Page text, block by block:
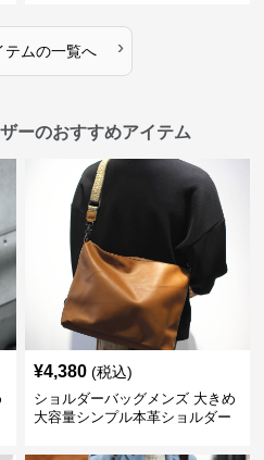
テムの一覧へ ›
ーのおすすめアイテム
¥4,380 (税込)
ショルダーバッグメンズ 大きめ
大容量シンプル本革ショルダー